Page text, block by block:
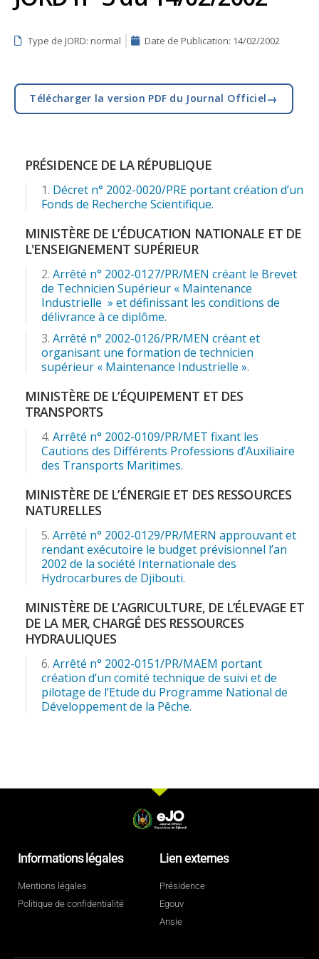
Type de JORD: normal Date de Publication: 14/02/2002
Télécharger la version PDF du Journal Officiel→
PRÉSIDENCE DE LA RÉPUBLIQUE
Décret n° 2002-0020/PRE portant création d’un
Fonds de Recherche Scientifique.
MINISTÈRE DE L’ÉDUCATION NATIONALE ET DE
L'ENSEIGNEMENT SUPÉRIEUR
Arrêté n° 2002-0127/PR/MEN créant le Brevet
de Technicien Supérieur « Maintenance
Industrielle » et définissant les conditions de
délivrance à ce diplôme.
Arrêté n° 2002-0126/PR/MEN créant et
organisant une formation de technicien
supérieur « Maintenance Industrielle ».
MINISTÈRE DE L’ÉQUIPEMENT ET DES
TRANSPORTS
Arrêté n° 2002-0109/PR/MET fixant les
Cautions des Différents Professions d’Auxiliaire
des Transports Maritimes.
MINISTÈRE DE L’ÉNERGIE ET DES RESSOURCES
NATURELLES
Arrêté n° 2002-0129/PR/MERN approuvant et
rendant exécutoire le budget prévisionnel l’an
2002 de la société Internationale des
Hydrocarbures de Djibouti.
MINISTÈRE DE L’AGRICULTURE, DE L’ÉLEVAGE ET
DE LA MER, CHARGÉ DES RESSOURCES
HYDRAULIQUES
Arrêté n° 2002-0151/PR/MAEM portant
création d’un comité technique de suivi et de
pilotage de l’Etude du Programme National de
Développement de la Pêche.
Informations légales
Mentions légales
Politique de confidentialité
Lien externes
Présidence
Egouv
Ansie